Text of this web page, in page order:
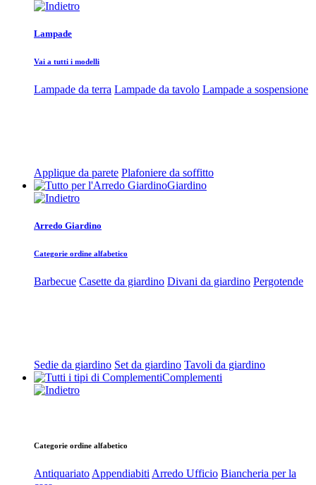
Lampade
Vai a tutti i modelli
Lampade da terra Lampade da tavolo Lampade a sospensione
Applique da parete Plafoniere da soffitto
Giardino
Arredo Giardino
Categorie ordine alfabetico
Barbecue Casette da giardino Divani da giardino Pergotende
Sedie da giardino Set da giardino Tavoli da giardino
Complementi
Categorie ordine alfabetico
Antiquariato Appendiabiti Arredo Ufficio Biancheria per la